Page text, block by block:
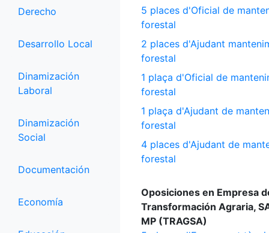
Derecho
Desarrollo Local
Dinamización
Laboral
Dinamización
Social
Documentación
Economía
5 places d'Oficial de
forestal
2 places d'Ajudant
forestal
1 plaça d'Oficial de
forestal
1 plaça d'Ajudant de
forestal
4 places d'Ajudant de
forestal
Oposiciones en Empresa
Transformación Agraria,
MP (TRAGSA)